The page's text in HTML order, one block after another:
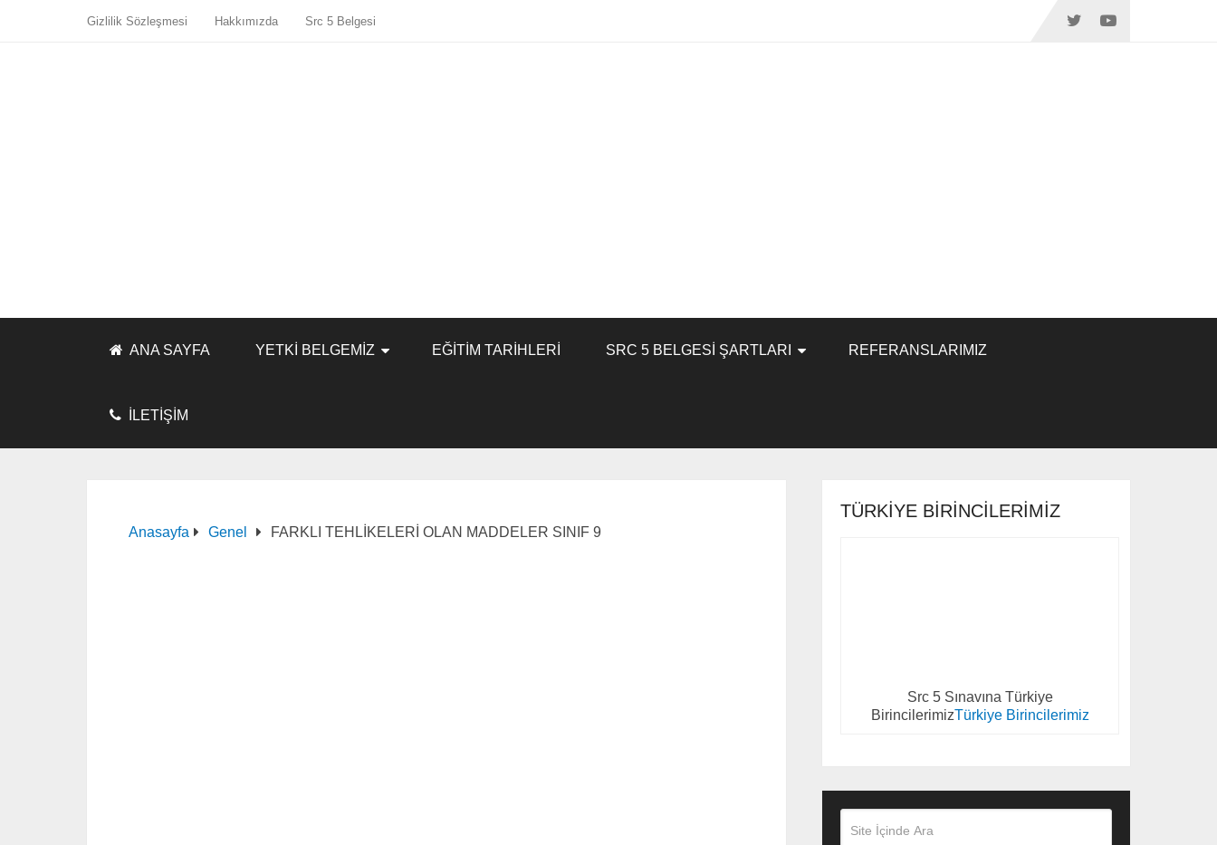
Gizlilik Sözleşmesi Hakkımızda Src 5 Belgesi
ANA SAYFA YETKI BELGEMIZ EĞITIM TARIHLERI SRC 5 BELGESI ŞARTLARI REFERANSLARIMIZ
İLETİŞİM
Anasayfa Genel FARKLI TEHLİKELERİ OLAN MADDELER SINIF 9
TÜRKIYE BIRINCILERIMIZ
Src 5 Sınavına Türkiye
BirincilerimizTürkiye Birincilerimiz